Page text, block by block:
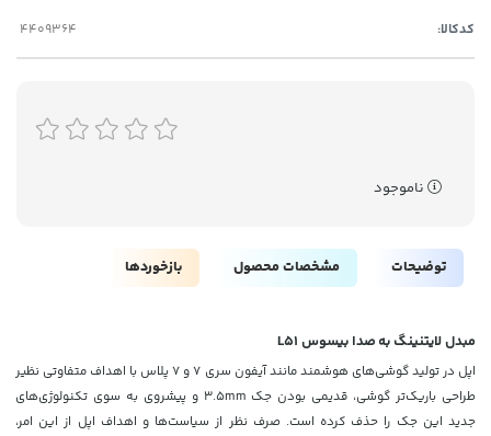
کدکالا:
ناموجود
توضیحات مشخصات محصول بازخوردها
مبدل لایتنینگ به صدا بیسوس L51
اپل در تولید گوشی‌های هوشمند مانند آیفون سری 7 و 7 پلاس با اهداف متفاوتی نظیر
طراحی باریک‌تر گوشی، قدیمی بودن جک 3.5mm و پیشروی به سوی تکنولوژی‌های
جدید این جک را حذف کرده است. صرف نظر از سیاست‌ها و اهداف اپل از این امر،